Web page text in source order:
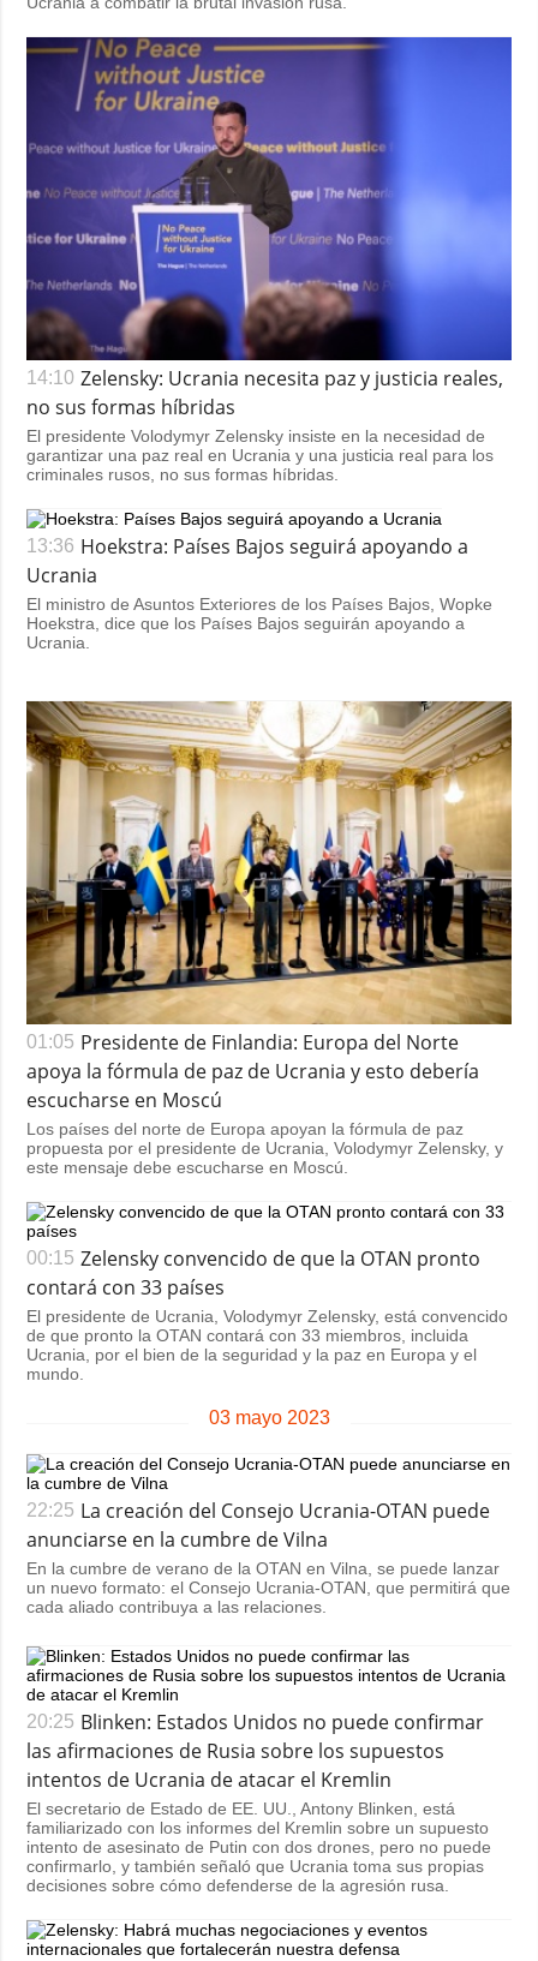
14:10 Zelensky: Ucrania necesita paz y justicia reales,
no sus formas híbridas
El presidente Volodymyr Zelensky insiste en la necesidad de
garantizar una paz real en Ucrania y una justicia real para los
criminales rusos, no sus formas híbridas.
13:36 Hoekstra: Países Bajos seguirá apoyando a
Ucrania
El ministro de Asuntos Exteriores de los Países Bajos, Wopke
Hoekstra, dice que los Países Bajos seguirán apoyando a
Ucrania.
01:05 Presidente de Finlandia: Europa del Norte
apoya la fórmula de paz de Ucrania y esto debería
escucharse en Moscú
Los países del norte de Europa apoyan la fórmula de paz
propuesta por el presidente de Ucrania, Volodymyr Zelensky, y
este mensaje debe escucharse en Moscú.
00:15 Zelensky convencido de que la OTAN pronto
contará con 33 países
El presidente de Ucrania, Volodymyr Zelensky, está convencido
de que pronto la OTAN contará con 33 miembros, incluida
Ucrania, por el bien de la seguridad y la paz en Europa y el
mundo.
03 mayo 2023
22:25 La creación del Consejo Ucrania-OTAN puede
anunciarse en la cumbre de Vilna
En la cumbre de verano de la OTAN en Vilna, se puede lanzar
un nuevo formato: el Consejo Ucrania-OTAN, que permitirá que
cada aliado contribuya a las relaciones.
20:25 Blinken: Estados Unidos no puede confirmar
las afirmaciones de Rusia sobre los supuestos
intentos de Ucrania de atacar el Kremlin
El secretario de Estado de EE. UU., Antony Blinken, está
familiarizado con los informes del Kremlin sobre un supuesto
intento de asesinato de Putin con dos drones, pero no puede
confirmarlo, y también señaló que Ucrania toma sus propias
decisiones sobre cómo defenderse de la agresión rusa.